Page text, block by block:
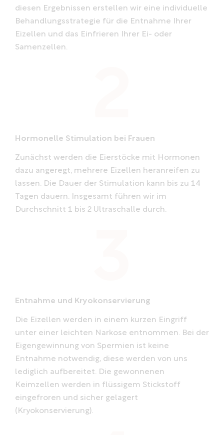
diesen Ergebnissen erstellen wir eine individuelle
Behandlungsstrategie für die Entnahme Ihrer
Eizellen und das Einfrieren Ihrer Ei- oder
Samenzellen.
Hormonelle Stimulation bei Frauen
Zunächst werden die Eierstöcke mit Hormonen
dazu angeregt, mehrere Eizellen heranreifen zu
lassen. Die Dauer der Stimulation kann bis zu 14
Tagen dauern. Insgesamt führen wir im
Durchschnitt 1 bis 2 Ultraschalle durch.
Entnahme und Kryokonservierung
Die Eizellen werden in einem kurzen Eingriff
unter einer leichten Narkose entnommen. Bei der
Eigengewinnung von Spermien ist keine
Entnahme notwendig, diese werden von uns
lediglich aufbereitet. Die gewonnenen
Keimzellen werden in flüssigem Stickstoff
eingefroren und sicher gelagert
(Kryokonservierung).